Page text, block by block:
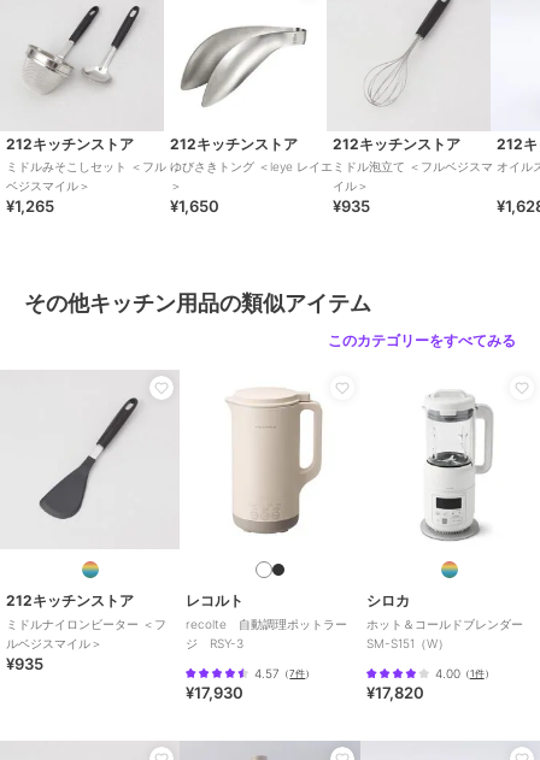
サイズ ００（ＦＲＥＥ）
素材
ステンレス鋼
ポリプロピレン
原産国 日本(新潟県)製
212キッチンストア
ミドルみそこしセット ＜フル
ベジスマイル＞
¥1,265
212キッチンストア
ゆびさきトング ＜leye レイエ
＞
¥1,650
212キッチンストア
ミドル泡立て ＜フルベジスマ
イル＞
¥935
212キ
オイル
その他キッチン用品の類似アイテム
このカテゴリーをすべてみる
212キッチンストア
ミドルナイロンビーター ＜フ
ルベジスマイル＞
¥935
レコルト
recolte 自動調理ポットラー
ジ RSY-3
4.57 （7件）
¥17,930
シロカ
ホット＆コールドブレンダー
SM-S151（W）
4.00（1件）
¥17,820